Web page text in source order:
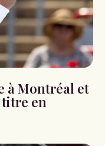
à Montréal et
titre en